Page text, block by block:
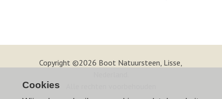
Copyright ©2026 Boot Natuursteen, Lisse,
Cookies